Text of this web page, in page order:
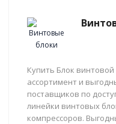
Купить Блок
ассортимент и
поставщиков по
линейки винтовых
компрессоров.